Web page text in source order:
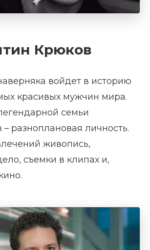
Крюков
войдет в историю
красивых мужчин мира.
семьи
разноплановая личность.
живопись,
съемки в клипах и,